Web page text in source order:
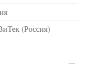
(Россия)